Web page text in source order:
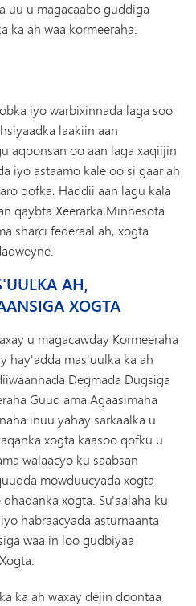
uu u magacaabo guddiga
ka ah waa kormeeraha.
iyo warbixinnada laga soo
laakiin aan
aqoonsan oo aan laga xaqiijin
iyo astaamo kale oo si gaar ah
qofka. Haddii aan lagu kala
qaybta Xeerarka Minnesota
sharci federaal ah, xogta
AH,
XOGTA
u magacawday Kormeeraha
hay'adda mas'uulka ka ah
Degmada Dugsiga
Guud ama Agaasimaha
inuu yahay sarkaalka u
xogta kaasoo qofku u
walaacyo ku saabsan
mowduucyada xogta
xogta. Su'aalaha ku
habraacyada asturnaanta
waa in loo gudbiyaa
ka ah waxay dejin doontaa